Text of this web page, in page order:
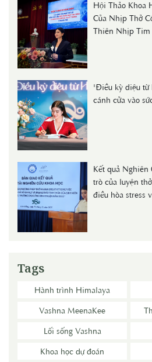
Hội Thảo Khoa
Của Nhịp Thở
Thiên Nhịp
'Điều kỳ diệu từ
cánh cửa vào
Kết quả Nghiên
trò của luyện
điều hòa stress
Tags
Hành trình Himalaya
Vashna MeenaKee
Lối sống Vashna
Khoa học dự đoán